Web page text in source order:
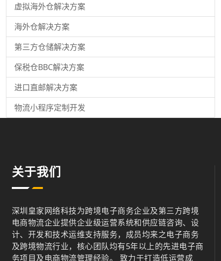
虚拟海外仓解决方案
海外仓解决方案
第三方仓储解决方案
保税仓BBC解决方案
进口直邮解决方案
物流小程序定制开发
关于我们
深圳皇家网络科技为跨境电子商务企业及第三方跨境
电商物流企业提供企业级运营系统和供应链咨询、设
计、开发和技术运维支持服务，成员均来之电子商务
及跨境物流行业，核心团队均有5年以上的先进电子商
务项目及电商物流管理经验。 致力于打造低运营成